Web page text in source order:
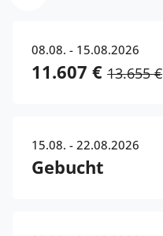
08.08. - 15.08.2026
11.607 € 13.655 €
15.08. - 22.08.2026
Gebucht